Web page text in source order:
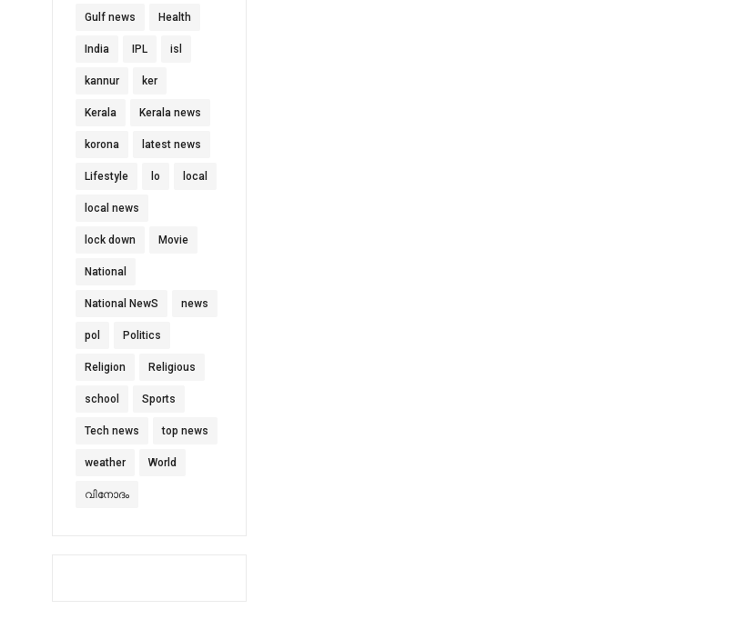
Gulf news Health
India IPL isl
kannur ker
Kerala Kerala news
korona latest news
Lifestyle lo local
local news
lock down Movie
National
National NewS news
pol Politics
Religion Religious
school Sports
Tech news top news
weather World
വിനോദം